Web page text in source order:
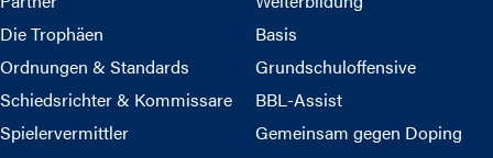
Die Trophäen
Ordnungen & Standards
Schiedsrichter & Kommissare
Spielervermittler
Basis
Grundschuloffensive
BBL-Assist
Gemeinsam gegen Doping